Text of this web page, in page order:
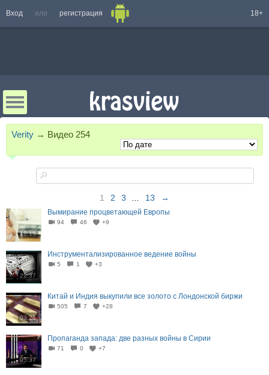
Вход или регистрация 18+
Verity → Видео 254
1 2 3 13 →
18:15
Вымирание процветающей Европы
94 46 +9
22:37
Инструментализированное ведение войны
5 1 +3
03:24
Китай и Индия выкупили все золото с Лондонской биржи
505 7 +28
05:37
Пропаганда запада: две разных войны в Сирии
71 0 +7